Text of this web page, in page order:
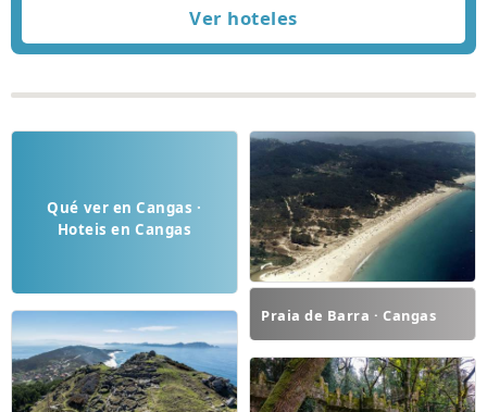
Qué ver en Cangas ·
Hoteis en Cangas
Praia de Barra · Cangas